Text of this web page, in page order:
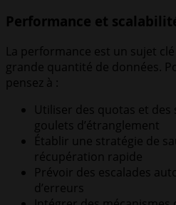
Performance et
La performance est un sujet
grande quantité de données.
pensez à :
Utiliser des quotas et des
goulets d’étranglement
Établir une stratégie de
récupération rapide
Prévoir des escalades
d’erreurs